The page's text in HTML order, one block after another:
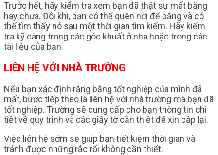
Trước hết, hãy kiểm tra xem bạn đã thật sự mất bằng
hay chưa. Đôi khi, bạn có thể quên nơi để bằng và có
thể tìm thấy nó sau một thời gian tìm kiếm. Hãy kiểm
tra kỹ càng trong các góc khuất ở nhà hoặc trong các
tài liệu của bạn.
LIÊN HỆ VỚI NHÀ TRƯỜNG
Nếu bạn xác định rằng bằng tốt nghiệp của mình đã
mất, bước tiếp theo là liên hệ với nhà trường mà bạn đã
tốt nghiệp. Trường sẽ cung cấp cho bạn thông tin chi
tiết về quy trình và các giấy tờ cần thiết để xin cấp lại.
Việc liên hệ sớm sẽ giúp bạn tiết kiệm thời gian và
tránh được những rắc rối không cần thiết.